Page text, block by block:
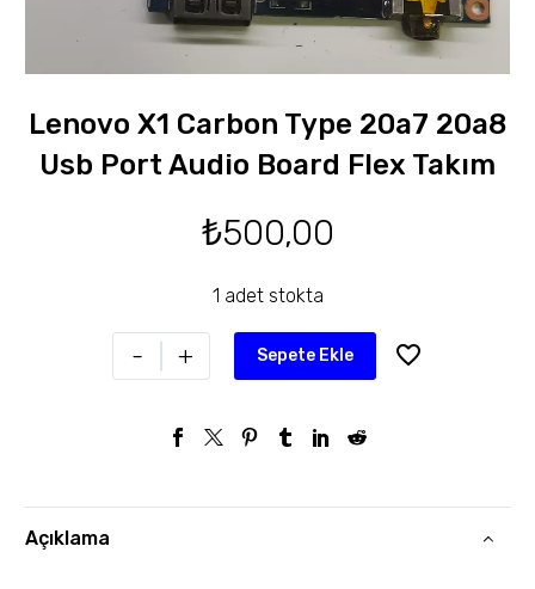
Lenovo X1 Carbon Type 20a7 20a8
Usb Port Audio Board Flex Takım
₺500,00
1 adet stokta
- + Sepete Ekle
Açıklama